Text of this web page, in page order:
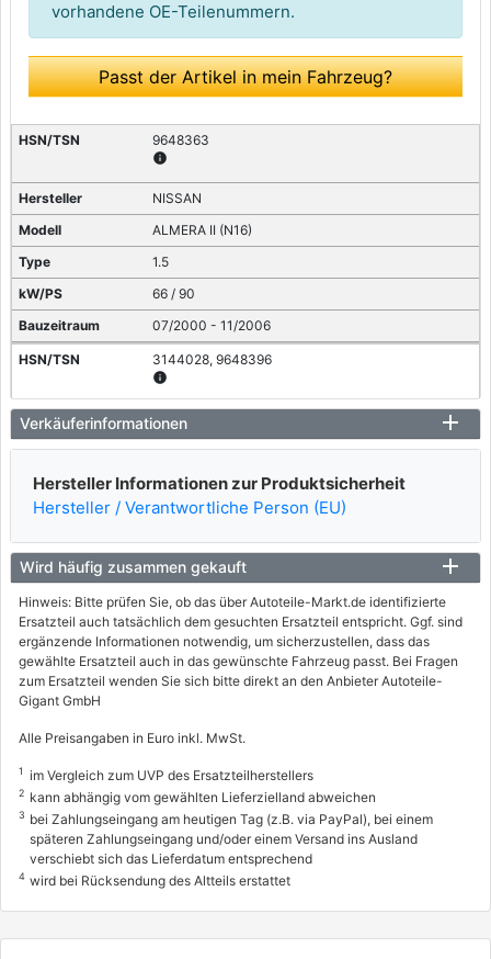
vorhandene OE-Teilenummern.
Passt der Artikel in mein Fahrzeug?
9648363
info
NISSAN
ALMERA II (N16)
1.5
66 / 90
07/2000 - 11/2006
3144028, 9648396
info
NISSAN
ALMERA II (N16)
1.5
72 / 98
10/2002 - 09/2006
3144029, 9648395
info
NISSAN
ALMERA II Hatchback (N16)
72 / 98
9648353
info
NISSAN
ALMERA II Hatchback (N16)
Verkäuferinformationen
Hersteller Informationen zur Produktsicherheit
Hersteller / Verantwortliche Person (EU)
Wird häufig zusammen gekauft
Hinweis: Bitte prüfen Sie, ob das über Autoteile-Markt.de identifizierte
Ersatzteil auch tatsächlich dem gesuchten Ersatzteil entspricht. Ggf. sind
ergänzende Informationen notwendig, um sicherzustellen, dass das
gewählte Ersatzteil auch in das gewünschte Fahrzeug passt. Bei Fragen
zum Ersatzteil wenden Sie sich bitte direkt an den Anbieter Autoteile-
Gigant GmbH
Alle Preisangaben in Euro inkl. MwSt.
1 im Vergleich zum UVP des Ersatzteilherstellers
2 kann abhängig vom gewählten Lieferzielland abweichen
3 bei Zahlungseingang am heutigen Tag (z.B. via PayPal), bei einem
späteren Zahlungseingang und/oder einem Versand ins Ausland
verschiebt sich das Lieferdatum entsprechend
4 wird bei Rücksendung des Altteils erstattet